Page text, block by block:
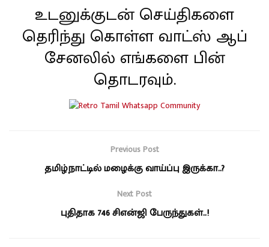
உடனுக்குடன் செய்திகளை
தெரிந்து கொள்ள வாட்ஸ் ஆப்
சேனலில் எங்களை பின்
தொடரவும்.
Previous Post
தமிழ்நாட்டில் மழைக்கு வாய்ப்பு இருக்கா..?
Next Post
புதிதாக 746 சிஎன்ஜி பேருந்துகள்..!